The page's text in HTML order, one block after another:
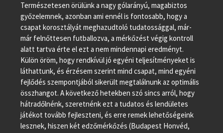
Természetesen örülünk a nagy gólarányú, magabiztos
győzelemnek, azonban ami ennél is fontosabb, hogy a
csapat korosztályát meghazudtoló tudatossággal, már-
már felnőttesen futballozva, a mérkőzést végig kontroll
alatt tartva érte el ezt a nem mindennapi eredményt.
Külön öröm, hogy rendkívül jó egyéni teljesítményeket is
láthattunk, és érzésem szerint mind csapat, mind egyéni
fejlődés szempontjából sikerült megtalálnunk az optimális
összhangot. A következő hetekben szó sincs arról, hogy
hátradőlnénk, szeretnénk ezt a tudatos és lendületes
játékot tovább fejleszteni, és erre remek lehetőségeink
lesznek, hiszen két edzőmérkőzés (Budapest Honvéd,